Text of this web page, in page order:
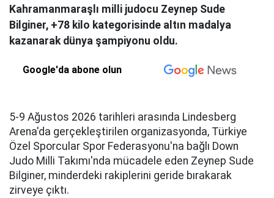
Kahramanmaraşlı milli judocu Zeynep Sude
Bilginer, +78 kilo kategorisinde altın madalya
kazanarak dünya şampiyonu oldu.
Google'da abone olun
5-9 Ağustos 2026 tarihleri arasında Lindesberg
Arena'da gerçekleştirilen organizasyonda, Türkiye
Özel Sporcular Spor Federasyonu'na bağlı Down
Judo Milli Takımı'nda mücadele eden Zeynep Sude
Bilginer, minderdeki rakiplerini geride bırakarak
zirveye çıktı.